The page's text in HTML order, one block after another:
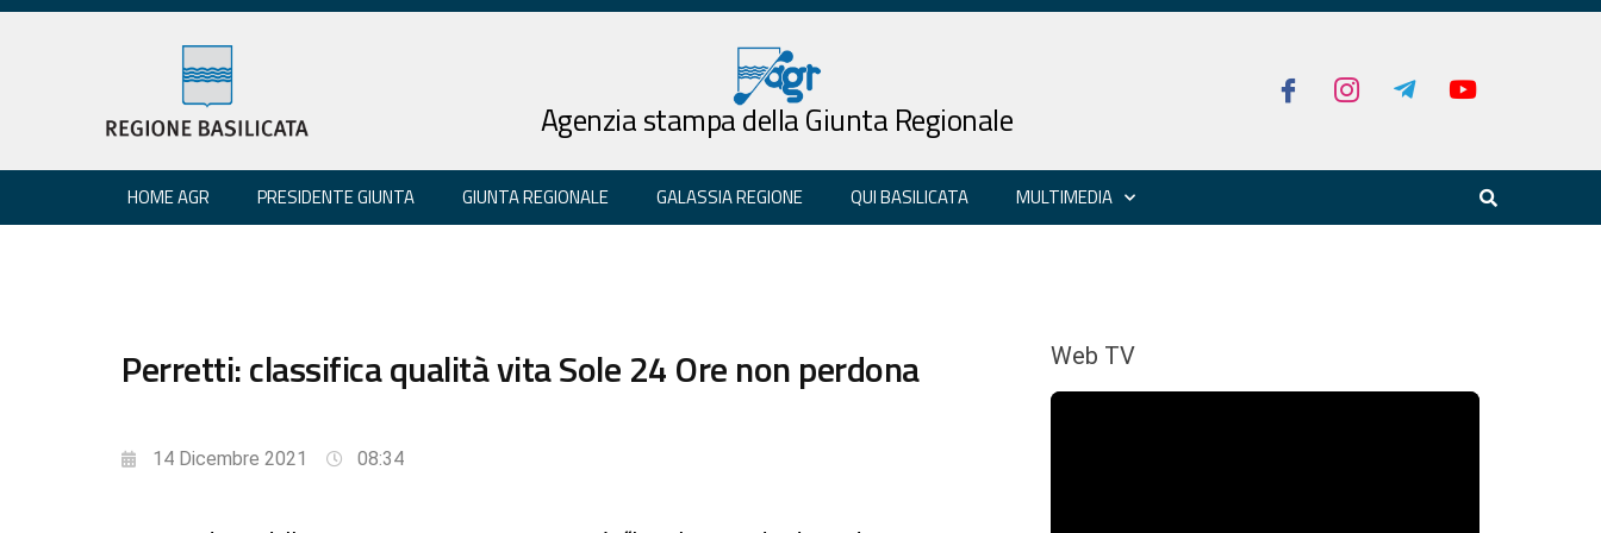
Agenzia stampa della Giunta Regionale
HOME AGR PRESIDENTE GIUNTA GIUNTA REGIONALE GALASSIA REGIONE QUI BASILICATA MULTIMEDIA
Perretti: classifica qualità vita Sole 24 Ore non perdona
14 Dicembre 2021 08:34
Web TV